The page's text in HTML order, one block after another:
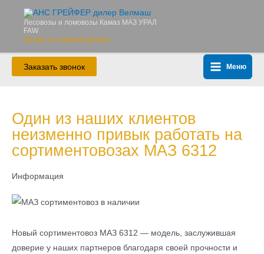
Перейти
содержимому
Лесовозы и ломовозы Камаз МАЗ УРАЛ
FAW
Лизинг со скидкой дилера
Заказать звонок
Main
Меню
Один из наших клиентов
неизменно привык работать на
сортиментовозах МАЗ 6312
Информация
Новый сортиментовоз МАЗ 6312 — модель, заслужившая
доверие у наших партнеров благодаря своей прочности и